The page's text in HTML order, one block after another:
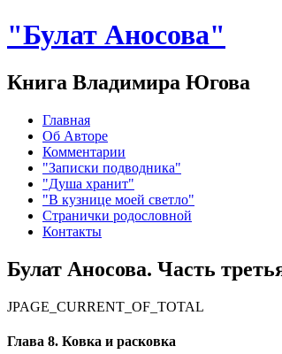
"Булат Аносова"
Книга Владимира Югова
Главная
Об Авторе
Комментарии
"Записки подводника"
"Душа хранит"
"В кузнице моей светло"
Странички родословной
Контакты
Булат Аносова. Часть
JPAGE_CURRENT_OF_TOTAL
Глава 8. Ковка и расковка